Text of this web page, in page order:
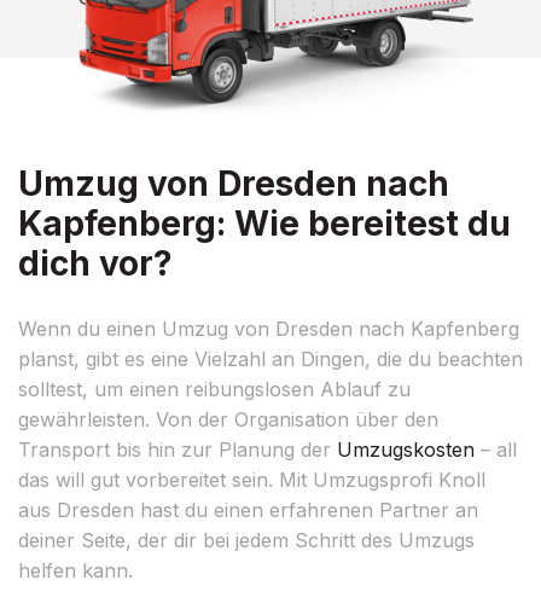
Umzug von Dresden nach
Kapfenberg: Wie bereitest du
dich vor?
Wenn du einen Umzug von Dresden nach Kapfenberg
planst, gibt es eine Vielzahl an Dingen, die du beachten
solltest, um einen reibungslosen Ablauf zu
gewährleisten. Von der Organisation über den
Transport bis hin zur Planung der Umzugskosten – all
das will gut vorbereitet sein. Mit Umzugsprofi Knoll
aus Dresden hast du einen erfahrenen Partner an
deiner Seite, der dir bei jedem Schritt des Umzugs
helfen kann.